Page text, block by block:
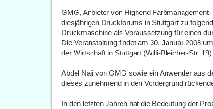
GMG, Anbieter von Highend
diesjährigen Druckforums in Stuttgart zu
Druckmaschine als Voraussetzung für einen
Die Veranstaltung findet am 30. Januar 2008
der Wirtschaft in Stuttgart (Willi-Bleicher-Str. 19)
Abdel Naji von GMG sowie ein Anwender aus
dieses zunehmend in den Vordergrund
In den letzten Jahren hat die Bedeutung der